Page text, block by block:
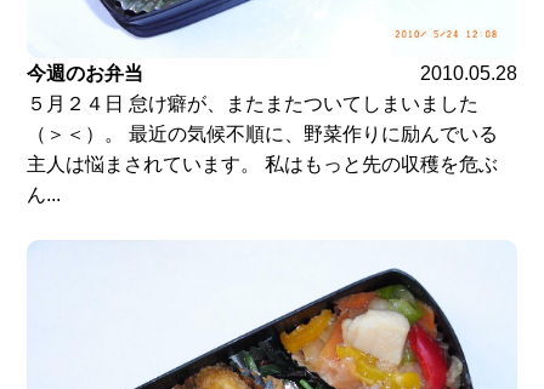
今週のお弁当
2010.05.28
５月２４日 怠け癖が、またまたついてしまいました
（＞＜）。 最近の気候不順に、野菜作りに励んでいる
主人は悩まされています。 私はもっと先の収穫を危ぶ
ん...